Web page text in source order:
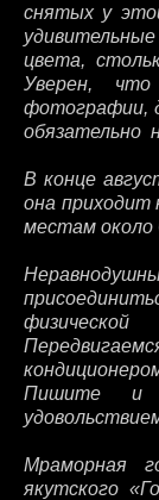
снятых у
цвета,
Уверен,
фотографии,
обязательно
В конце
она
местам около
Пишите и
Мраморная
якутского